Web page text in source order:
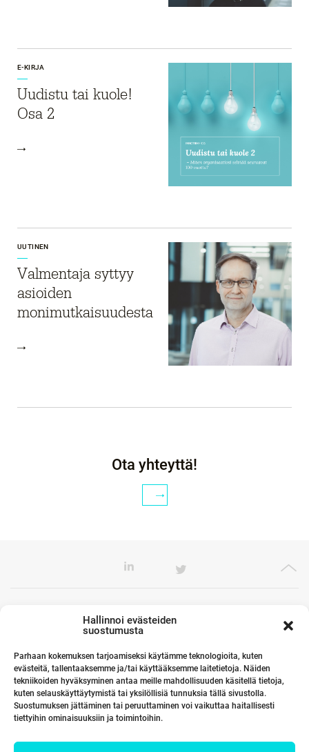
Hallinnoi evästeiden
suostumusta
Parhaan kokemuksen tarjoamiseksi käytämme teknologioita, kuten
evästeitä, tallentaaksemme ja/tai käyttääksemme laitetietoja. Näiden
tekniikoiden hyväksyminen antaa meille mahdollisuuden käsitellä tietoja,
kuten selauskäyttäytymistä tai yksilöllisiä tunnuksia tällä sivustolla.
Suostumuksen jättäminen tai peruuttaminen voi vaikuttaa haitallisesti
tiettyihin ominaisuuksiin ja toimintoihin.
E-KIRJA
Uudistu tai kuole!
Osa 2
UUTINEN
Valmentaja syttyy
asioiden
monimutkai­suudesta
Ota yhteyttä!
Toimistomme Euroopassa
Kumppanimme maailmalla